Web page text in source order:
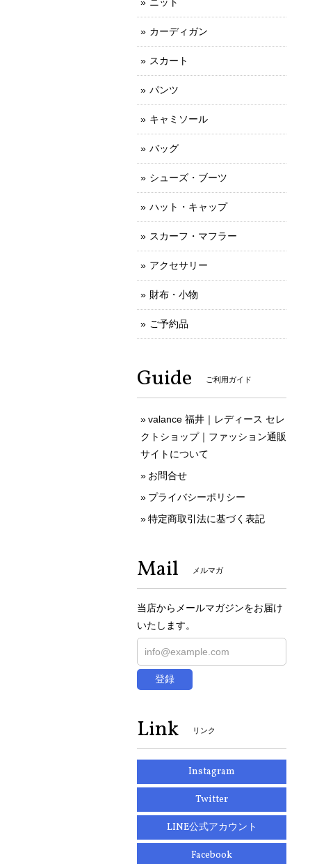
カーディガン
スカート
パンツ
キャミソール
バッグ
シューズ・ブーツ
ハット・キャップ
スカーフ・マフラー
アクセサリー
財布・小物
ご予約品
Guide ご利用ガイド
valance 福井｜レディース セレ
クトショップ｜ファッション通販
サイトについて
お問合せ
プライバシーポリシー
特定商取引法に基づく表記
Mail メルマガ
当店からメールマガジンをお届け
いたします。
登録
Link リンク
Instagram
Twitter
LINE公式アカウント
Facebook